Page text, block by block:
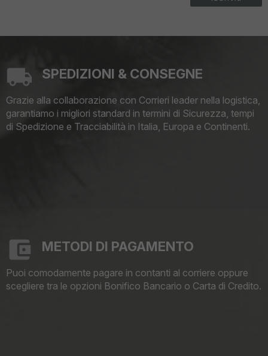
SPEDIZIONI & CONSEGNE
Grazie alla collaborazione con Corrieri leader nella logistica,
garantiamo i migliori standard in termini di Sicurezza, tempi
di Spedizione e Tracciabilità in Italia, Europa e Continenti.
METODI DI PAGAMENTO
Puoi comodamente pagare in contanti al corriere oppure
scegliere tra le opzioni Bonifico Bancario o Carta di Credito.